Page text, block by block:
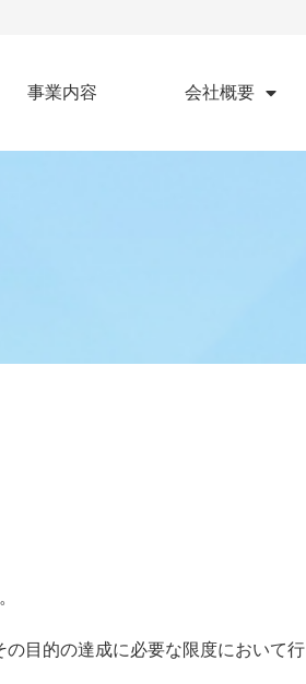
事業内容 会社概要
目的の達成に必要な限度において行